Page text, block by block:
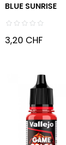
BLUE SUNRISE
3,20 CHF